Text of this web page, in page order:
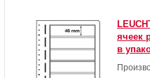
ячеек
в